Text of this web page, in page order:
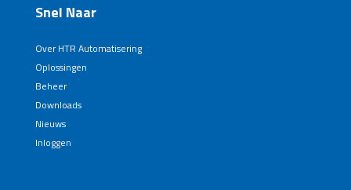
Snel Naar
Over HTR Automatisering
Oplossingen
Beheer
Downloads
Nieuws
Inloggen